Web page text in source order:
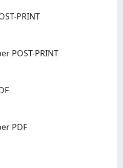
PRINT
POST-PRINT
PDF